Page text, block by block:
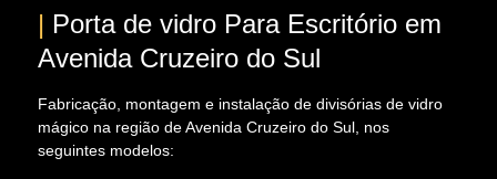
| Porta de vidro Para Escritório em
Avenida Cruzeiro do Sul
Fabricação, montagem e instalação de divisórias de vidro
mágico na região de Avenida Cruzeiro do Sul, nos
seguintes modelos: